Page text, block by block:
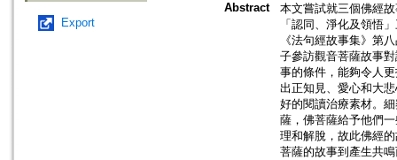
Export
Abstract
本文嘗試就三個佛經
「認同、淨化及領悟
《法句經故事集》第
子參訪觀音菩薩故事
事的條件，能夠令人
出正知見、愛心和大
好的閱讀治療素材。
薩，佛菩薩給予他們
理和解脫，故此佛經
菩薩的故事到產生共